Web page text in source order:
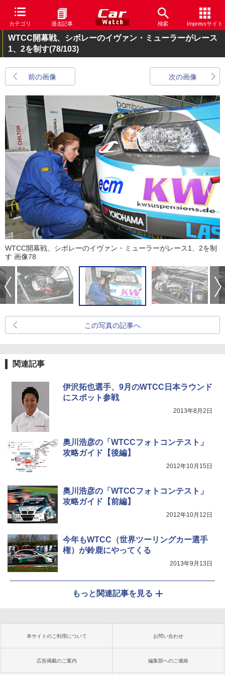
カテゴリ 過去記事 検索 Impressサイト
WTCC開幕戦、シボレーのイヴァン・ミューラーがレース
1、2を制す(78/103)
前の画像 次の画像
WTCC開幕戦、シボレーのイヴァン・ミューラーがレース1、2を制
す 画像78
この写真の記事へ
関連記事
伊沢拓也選手、9月のWTCC日本ラウンド
にスポット参戦
2013年8月2日
奥川浩彦の「WTCCフォトコンテスト」
攻略ガイド【後編】
2012年10月15日
奥川浩彦の「WTCCフォトコンテスト」
攻略ガイド【前編】
2012年10月12日
今年もWTCC（世界ツーリングカー選手
権）が鈴鹿にやってくる
2013年9月13日
もっと関連記事を見る
本サイトのご利用について お問い合わせ
広告掲載のご案内 編集部へのご連絡